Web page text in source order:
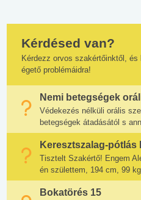
Kérdésed van?
Kérdezz orvos szakértőinktől,
égető problémáidra!
Nemi betegségek
Védekezés nélküli orális
betegségek átadásától s
Keresztszalag-pótlás
Tisztelt Szakértő! Engem
én születtem, 194 cm, 99
Bokatörés 15